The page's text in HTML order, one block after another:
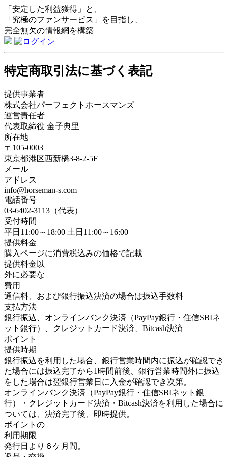
「安定した利益獲得」と、
「究極のファンサービス」を目指し、
完全無欠の情報網を構築
特定商取引法に基づく表記
提供事業者
株式会社パーフェクトホースマンズ
運営責任者
代表取締役 金子典里
所在地
〒105-0003
東京都港区西新橋3-8-2-5F
メール
アドレス
info@horseman-s.com
電話番号
03-6402-3113（代表）
受付時間
平日11:00～18:00 土日11:00～16:00
提供料金
購入ページに消費税込みの価格で記載
提供料金以
外に必要な
費用
通信料、および銀行振込決済の場合は振込手数料
支払方法
銀行振込、オンラインバンク決済（PayPay銀行・住信SBIネ
ット銀行）、クレジットカード決済、Bitcash決済
ポイント
提供時期
銀行振込を利用した場合、銀行営業時間内に振込が確認でき
た場合には振込完了から1時間前後、銀行営業時間外に振込
をした場合は翌銀行営業日に入金が確認でき次第。
オンラインバンク決済（PayPay銀行・住信SBIネット銀
行）・クレジットカード決済・Bitcash決済を利用した場合に
ついては、決済完了後、即時提供。
ポイントの
利用期限
発行日より６ケ月間。